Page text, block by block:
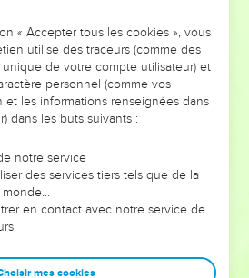
PAS L’ÉVÉNEMENT
L’ANNÉE !
POUVAIENT VOUS ÉVITER LES
VOTRES ?
on voit moins les doutes, les erreurs
ont traversés, alors même que ce
qui les ont façonnés.
entrepreneurs, et responsables
plus de sagesse afin que leurs erreurs
« Accepter tous les cookies », vous
utilise des traceurs (comme des
de votre compte utilisateur) et
personnel (comme vos
les informations renseignées dans
dans les buts suivants :
notre service
des services tiers tels que de la
monde…
en contact avec notre service de
mes cookies